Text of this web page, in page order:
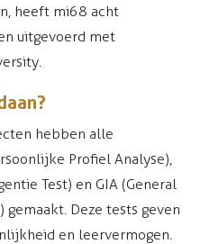
heeft mi68 acht
uitgevoerd met
hebben alle
Profiel Analyse),
Test) en GIA (General
Deze tests geven
en leervermogen.